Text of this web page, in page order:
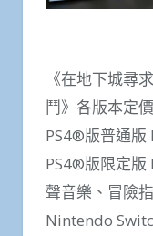
《在地下城尋
鬥》各版本定價
PS4®版普通版
PS4®版限定版
聲音樂、冒險
Nintendo